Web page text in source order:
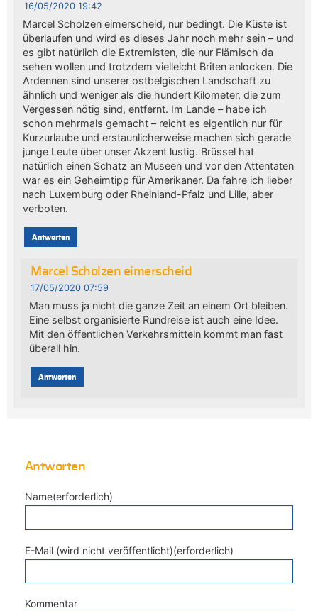
16/05/2020 19:42
Marcel Scholzen eimerscheid, nur bedingt. Die Küste ist
überlaufen und wird es dieses Jahr noch mehr sein – und
es gibt natürlich die Extremisten, die nur Flämisch da
sehen wollen und trotzdem vielleicht Briten anlocken. Die
Ardennen sind unserer ostbelgischen Landschaft zu
ähnlich und weniger als die hundert Kilometer, die zum
Vergessen nötig sind, entfernt. Im Lande – habe ich
schon mehrmals gemacht – reicht es eigentlich nur für
Kurzurlaube und erstaunlicherweise machen sich gerade
junge Leute über unser Akzent lustig. Brüssel hat
natürlich einen Schatz an Museen und vor den Attentaten
war es ein Geheimtipp für Amerikaner. Da fahre ich lieber
nach Luxemburg oder Rheinland-Pfalz und Lille, aber
verboten.
Antworten
Marcel Scholzen eimerscheid
17/05/2020 07:59
Man muss ja nicht die ganze Zeit an einem Ort bleiben.
Eine selbst organisierte Rundreise ist auch eine Idee.
Mit den öffentlichen Verkehrsmitteln kommt man fast
überall hin.
Antworten
Antworten
Name(erforderlich)
E-Mail (wird nicht veröffentlicht)(erforderlich)
Kommentar